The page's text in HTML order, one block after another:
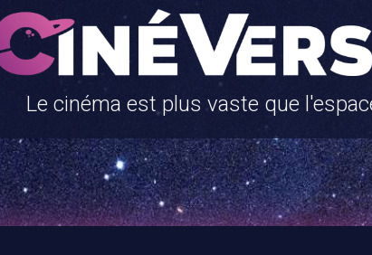
Le cinéma est plus vaste que